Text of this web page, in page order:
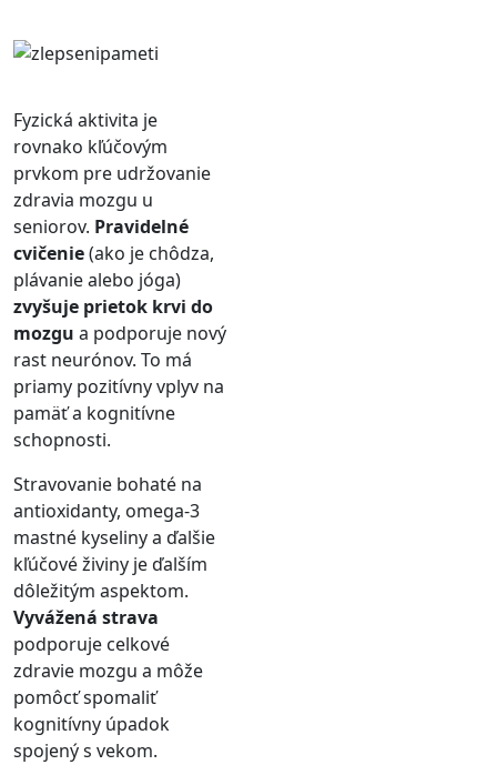
Fyzická aktivita je
rovnako kľúčovým
prvkom pre udržovanie
zdravia mozgu u
seniorov. Pravidelné
cvičenie(ako je chôdza,
plávanie alebo jóga)
zvyšuje prietok krvi do
mozgu a podporuje nový
rast neurónov. To má
priamy pozitívny vplyv na
pamäť a kognitívne
schopnosti.
Stravovanie bohaté na
antioxidanty, omega-3
mastné kyseliny a ďalšie
kľúčové živiny je ďalším
dôležitým aspektom.
Vyvážená strava
podporuje celkové
zdravie mozgu a môže
pomôcť spomaliť
kognitívny úpadok
spojený s vekom.